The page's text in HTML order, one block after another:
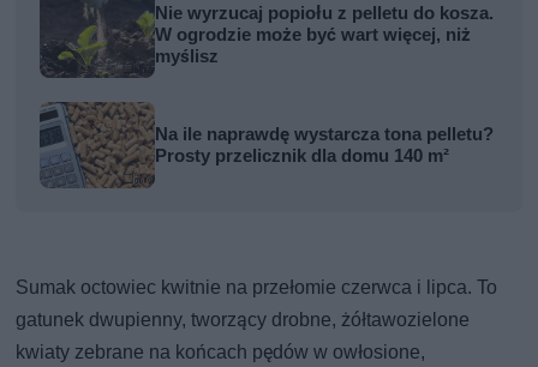
Nie wyrzucaj popiołu z pelletu do kosza.
W ogrodzie może być wart więcej, niż
myślisz
Na ile naprawdę wystarcza tona pelletu?
Prosty przelicznik dla domu 140 m²
Sumak octowiec kwitnie na przełomie czerwca i lipca. To
gatunek dwupienny, tworzący drobne, żółtawozielone
kwiaty zebrane na końcach pędów w owłosione,